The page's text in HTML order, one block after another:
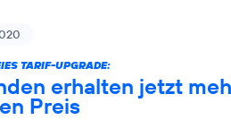
TARIF-UPGRADE:
erhalten jetzt
Preis